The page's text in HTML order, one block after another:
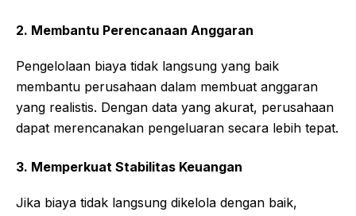
2. Membantu Perencanaan Anggaran
Pengelolaan biaya tidak langsung yang baik
membantu perusahaan dalam membuat anggaran
yang realistis. Dengan data yang akurat, perusahaan
dapat merencanakan pengeluaran secara lebih tepat.
3. Memperkuat Stabilitas Keuangan
Jika biaya tidak langsung dikelola dengan baik,